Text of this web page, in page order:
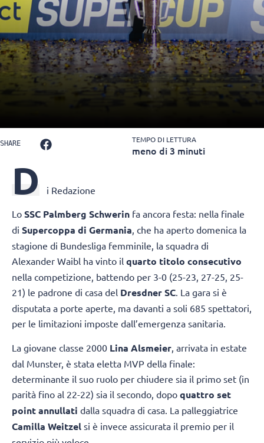
SHARE TEMPO DI LETTURA
meno di 3 minuti
D i Redazione
Lo SSC Palmberg Schwerin fa ancora festa: nella finale
di Supercoppa di Germania, che ha aperto domenica la
stagione di Bundesliga femminile, la squadra di
Alexander Waibl ha vinto il quarto titolo consecutivo
nella competizione, battendo per 3-0 (25-23, 27-25, 25-
21) le padrone di casa del Dresdner SC. La gara si è
disputata a porte aperte, ma davanti a soli 685 spettatori,
per le limitazioni imposte dall’emergenza sanitaria.
La giovane classe 2000 Lina Alsmeier , arrivata in estate
dal Munster, è stata eletta MVP della finale:
determinante il suo ruolo per chiudere sia il primo set (in
parità fino al 22-22) sia il secondo, dopo quattro set
point annullati dalla squadra di casa. La palleggiatrice
Camilla Weitzel si è invece assicurata il premio per il